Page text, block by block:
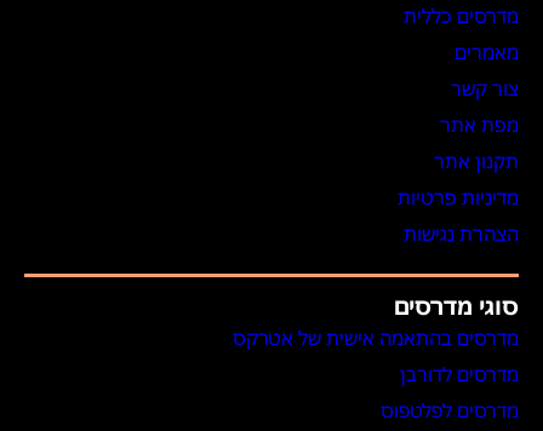
מדרסים כללית
מאמרים
צור קשר
מפת אתר
תקנון אתר
מדיניות פרטיות
הצהרת נגישות
סוגי מדרסים
מדרסים בהתאמה אישית של אטרקס
מדרסים לדורבן
מדרסים לפלטפוס